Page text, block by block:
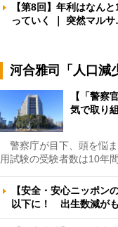
【第8回】年利はなん
っていく ｜ 突然マル
河合雅司「人口減
【「警察
気で取り
警察庁が目下、頭を悩
用試験の受験者数は10年
【安全・安心ニッポン
以下に！ 出生数減が